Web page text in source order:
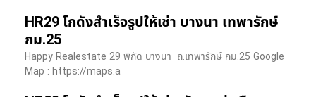
HR29 โกดังสำเร็จรูปให้เช่า บางนา เทพารักษ์
กม.25
Happy Realestate 29 พิกัด บางนา​ ถ.เทพารักษ์ กม.25 Google
Map : ​https://maps.a